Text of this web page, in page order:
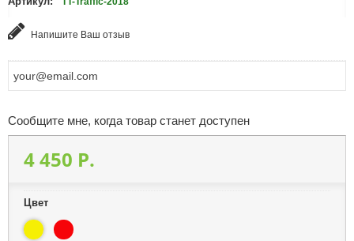
Напишите Ваш отзыв
Сообщите мне, когда товар станет доступен
4 450 P.
Цвет